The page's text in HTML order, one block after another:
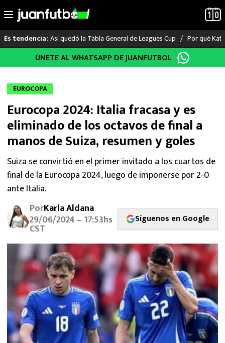
al
Es tendencia: Así quedó la Tabla General de Leagues Cup Por qué
LO ÚLTIMO
LIGA MX
RAYADOS
PUMAS
ATLANTE
SELECCIÓN MEXICANA
FUTBOL INTERNACIONAL
MEXICANOS EN EL EXTRANJERO
FUTBOL ESTUFA
FÓRMULA 1
BOXEO
LIGA MX
ÚNETE AL WHATSAPP DE JUANFUTBOL
EUROCOPA
Eurocopa 2024: Italia fracasa y es
eliminado de los octavos de final a
manos de Suiza, resumen y goles
Suiza se convirtió en el primer invitado a los cuartos de
final de la Eurocopa 2024, luego de imponerse por 2-0
ante Italia.
PorKarla Aldana
29/06/2024 – 17:53hs
CST
Síguenos en Google